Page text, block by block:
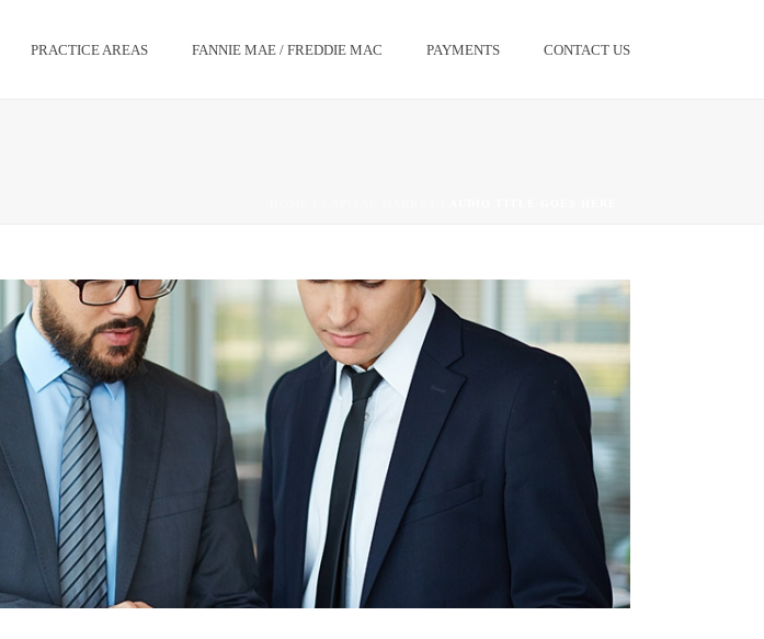
PRACTICE AREAS FANNIE MAE / FREDDIE MAC PAYMENTS CONTACT US